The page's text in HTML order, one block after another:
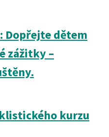
Dopřejte dětem
zážitky –
kurzu